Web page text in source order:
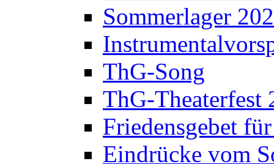
Sommerlager
ThG-Song
ThG-Theaterfest
Friedensgebet
Eindrücke vom